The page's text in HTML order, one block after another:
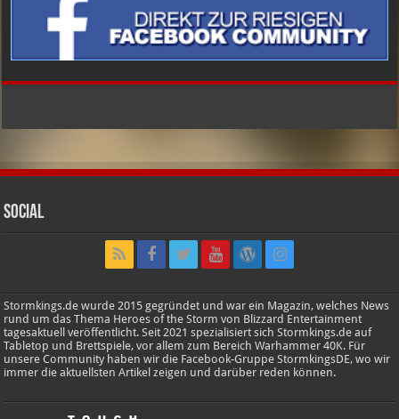
Social
Stormkings.de wurde 2015 gegründet und war ein Magazin, welches News
rund um das Thema Heroes of the Storm von Blizzard Entertainment
tagesaktuell veröffentlicht. Seit 2021 spezialisiert sich Stormkings.de auf
Tabletop und Brettspiele, vor allem zum Bereich Warhammer 40K. Für
unsere Community haben wir die Facebook-Gruppe StormkingsDE, wo wir
immer die aktuellsten Artikel zeigen und darüber reden können.